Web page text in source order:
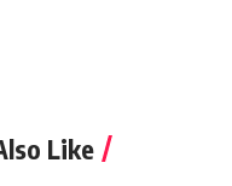
Like